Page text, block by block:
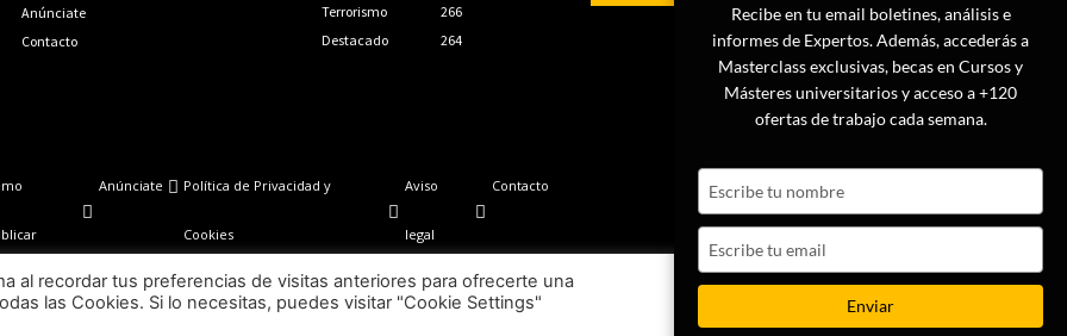
Anúnciate
Contacto
Terrorismo
266
Destacado
264
Anúnciate Política de Privacidad y
Cookies
Aviso
legal
Contacto
LISA News©. Creative Commons BY-NC-ND.
Recibe en tu email boletines, análisis e
informes de Expertos. Además, accederás a
Masterclass exclusivas, becas en Cursos y
Másteres universitarios y acceso a +120
ofertas de trabajo cada semana.
name
email
Enviar
al recordar tus preferencias de visitas anteriores para ofrecerte una
las Cookies. Si lo necesitas, puedes visitar "Cookie Settings"
Ajustes